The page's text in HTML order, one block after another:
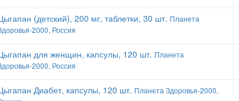
(детский), 200 мг, таблетки, 30 шт. Планета
2000, Россия
для женщин, капсулы, 120 шт. Планета
2000, Россия
Диабет, капсулы, 120 шт. Планета Здоровья-2000,